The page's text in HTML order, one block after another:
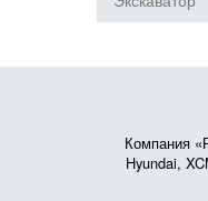
Компания
Hyundai,